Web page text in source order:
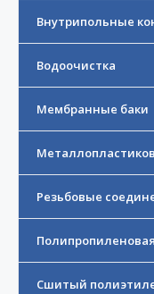
Внутрипольные
Водоочистка
Мембранные баки
Резьбовые
Сшитый